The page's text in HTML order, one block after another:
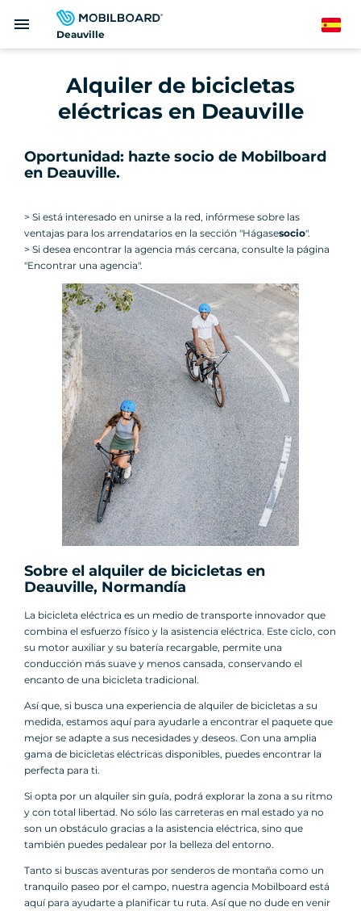
Deauville
menu Spanish
Alquiler de bicicletas
eléctricas en Deauville
Oportunidad: hazte socio de Mobilboard
en Deauville.
> Si está interesado en unirse a la red, infórmese sobre las
ventajas para los arrendatarios en la sección "Hágasesocio".
> Si desea encontrar la agencia más cercana, consulte la página
"Encontrar una agencia".
Sobre el alquiler de bicicletas en
Deauville, Normandía
La bicicleta eléctrica es un medio de transporte innovador que
combina el esfuerzo físico y la asistencia eléctrica. Este ciclo, con
su motor auxiliar y su batería recargable, permite una
conducción más suave y menos cansada, conservando el
encanto de una bicicleta tradicional.
Así que, si busca una experiencia de alquiler de bicicletas a su
medida, estamos aquí para ayudarle a encontrar el paquete que
mejor se adapte a sus necesidades y deseos. Con una amplia
gama de bicicletas eléctricas disponibles, puedes encontrar la
perfecta para ti.
Si opta por un alquiler sin guía, podrá explorar la zona a su ritmo
y con total libertad. No sólo las carreteras en mal estado ya no
son un obstáculo gracias a la asistencia eléctrica, sino que
también puedes pedalear por la belleza del entorno.
Tanto si buscas aventuras por senderos de montaña como un
tranquilo paseo por el campo, nuestra agencia Mobilboard está
aquí para ayudarte a planificar tu ruta. Así que no dude en venir